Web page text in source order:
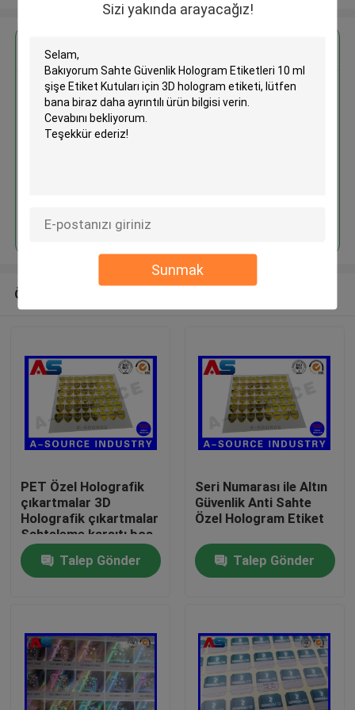
Sizi yakında arayacağız!
Sunmak
Ürünler
Hakkımızda
Sahte Güvenlik Hologram
Etiketleri 10 ml şişe Etiket
Önerilen Ürünler
PET Özel Holografik
çıkartmalar 3D
Holografik çıkartmalar
Sahteleme karşıtı boş
çıkartma
Talep Gönder
Seri Numarası ile Altın
Güvenlik Anti Sahte
Özel Hologram Etiket
Talep Gönder